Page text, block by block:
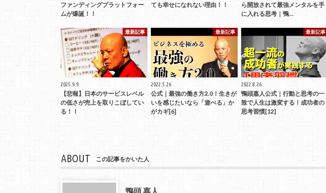
ファンディングプラットフォー
ムが爆誕！！
ても幸せになれない理由！！
ら開放されて最強メンタルを手
に入れる思考｜鴨…
最新記事
2025.9.9
【悲報】日本のサービスレベル
の低さが売上を取りこぼしてい
る！！
最新記事
2022.5.26
公式｜最強の働き方2.0！生きが
いを感じたいなら「遊べる」か
がカギ[6]
最新記事
2022.8.26
鴨頭嘉人公式｜行動と思考の一
致で人生は激変する！成功者の
思考習慣[12]
ABOUT この記事をかいた人
鴨頭 嘉人